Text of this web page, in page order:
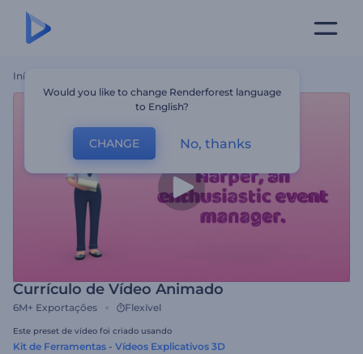
Início
Currículo de Vídeo Animado
6M+ Exportações Flexível
Este preset de vídeo foi criado usando
Kit de Ferramentas - Vídeos Explicativos 3D
Would you like to change Renderforest language
to English?
CHANGE No, thanks